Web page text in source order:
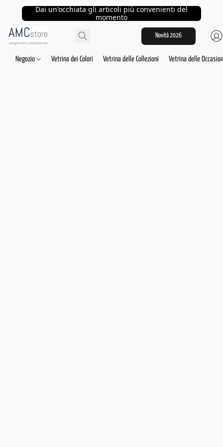
Dai un'occhiata gli articoli più convenienti del
momento
Novità 2026
Negozio Vetrina dei Colori Vetrina delle Collezioni Vetrina delle